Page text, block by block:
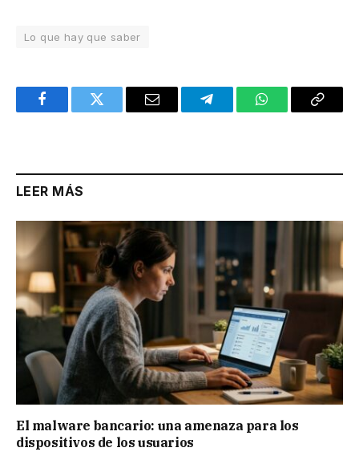
Lo que hay que saber
FacebookTwitter Email TelegramWhatsAppCopy
LEER MÁS
El malware bancario: una amenaza para los
dispositivos de los usuarios